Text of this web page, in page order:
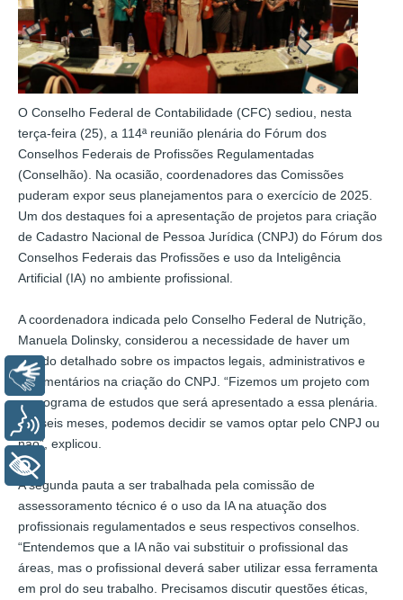
O Conselho Federal de Contabilidade (CFC) sediou, nesta
terça-feira (25), a 114ª reunião plenária do Fórum dos
Conselhos Federais de Profissões Regulamentadas
(Conselhão). Na ocasião, coordenadores das Comissões
puderam expor seus planejamentos para o exercício de 2025.
Um dos destaques foi a apresentação de projetos para criação
de Cadastro Nacional de Pessoa Jurídica (CNPJ) do Fórum dos
Conselhos Federais das Profissões e uso da Inteligência
Artificial (IA) no ambiente profissional.
A coordenadora indicada pelo Conselho Federal de Nutrição,
Manuela Dolinsky, considerou a necessidade de haver um
estudo detalhado sobre os impactos legais, administrativos e
orçamentários na criação do CNPJ. “Fizemos um projeto com
cronograma de estudos que será apresentado a essa plenária.
Em seis meses, podemos decidir se vamos optar pelo CNPJ ou
não”, explicou.
A segunda pauta a ser trabalhada pela comissão de
assessoramento técnico é o uso da IA na atuação dos
profissionais regulamentados e seus respectivos conselhos.
“Entendemos que a IA não vai substituir o profissional das
áreas, mas o profissional deverá saber utilizar essa ferramenta
em prol do seu trabalho. Precisamos discutir questões éticas,
Libras
Voz